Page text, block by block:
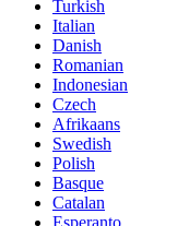
Turkish
Italian
Danish
Romanian
Indonesian
Czech
Afrikaans
Swedish
Polish
Basque
Catalan